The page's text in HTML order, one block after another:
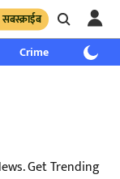
सबस्क्राईब
Crime साप्ताहिक
Get Trending